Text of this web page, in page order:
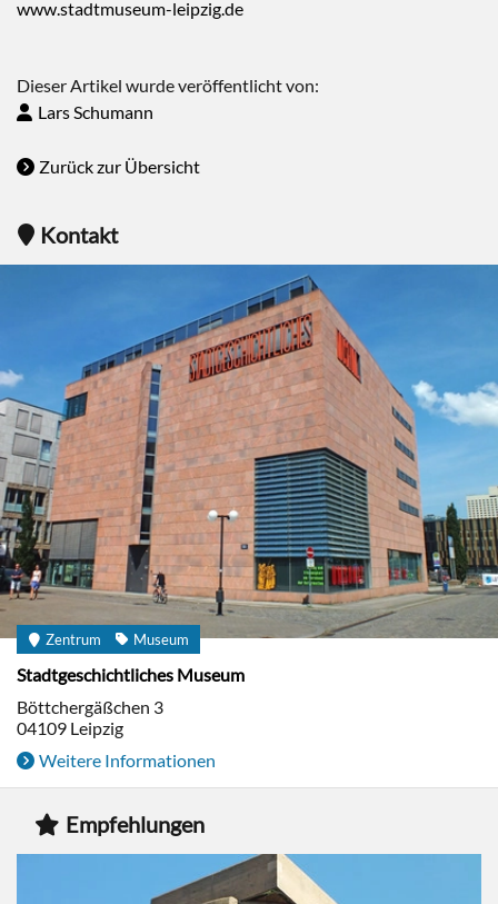
www.stadtmuseum-leipzig.de
Dieser Artikel wurde veröffentlicht von:
Lars Schumann
Zurück zur Übersicht
Kontakt
Zentrum Museum
Stadtgeschichtliches Museum
Böttchergäßchen 3
04109 Leipzig
Weitere Informationen
Empfehlungen